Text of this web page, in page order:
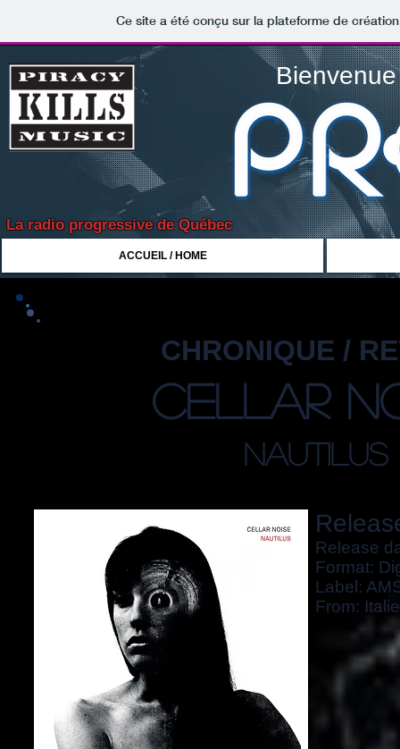
Ce site a été conçu sur la plateforme de
La radio progressive de Québec
CHRONIQUE /
cellar
nautilus
Release
Format:
Label:
From:
ACCUEIL / HOME